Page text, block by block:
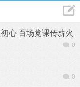
心 百场党课传薪火
0
0